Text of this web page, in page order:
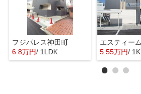
フジパレス神田町
6.8万円/ 1LDK
エスティー
5.55万円/ 1K